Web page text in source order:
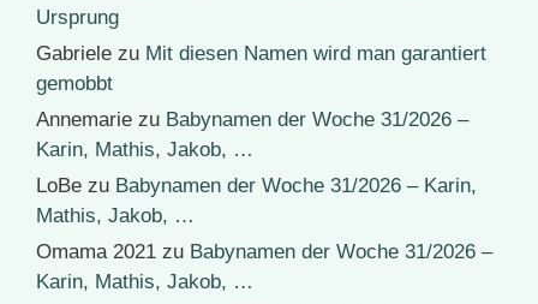
Ursprung
Gabriele zu Mit diesen Namen wird man garantiert
gemobbt
Annemarie zu Babynamen der Woche 31/2026 –
Karin, Mathis, Jakob, …
LoBe zu Babynamen der Woche 31/2026 – Karin,
Mathis, Jakob, …
Omama 2021 zu Babynamen der Woche 31/2026 –
Karin, Mathis, Jakob, …